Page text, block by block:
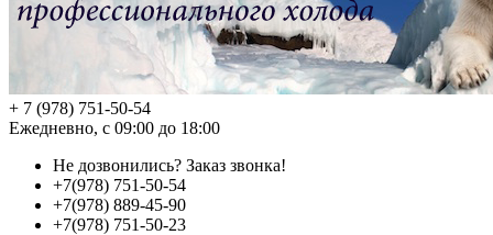
+ 7 (978) 751-50-54
Ежедневно, с 09:00 до 18:00
Не дозвонились? Заказ звонка!
+7(978) 751-50-54
+7(978) 889-45-90
+7(978) 751-50-23